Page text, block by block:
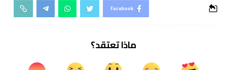
Facebook
ماذا تعتقد؟